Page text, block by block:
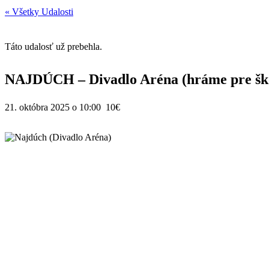
« Všetky Udalosti
Táto udalosť už prebehla.
NAJDÚCH – Divadlo Aréna (hráme pre
21. októbra 2025 o 10:00 10€